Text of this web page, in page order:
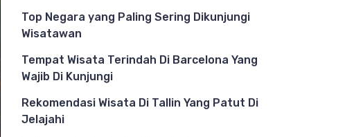
Top Negara yang Paling Sering Dikunjungi
Wisatawan
Tempat Wisata Terindah Di Barcelona Yang
Wajib Di Kunjungi
Rekomendasi Wisata Di Tallin Yang Patut Di
Jelajahi